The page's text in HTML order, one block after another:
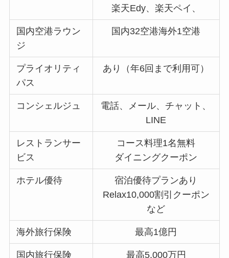
楽天Edy、楽天ペイ、
国内空港ラウン
ジ
国内32空港海外1空港
プライオリティ
パス
あり（年6回まで利用可）
コンシェルジュ
電話、メール、チャット、
LINE
レストランサー
ビス
コース料理1名無料
ダイニングクーポン
ホテル優待
宿泊優待プランあり
Relax10,000割引クーポン
など
海外旅行保険 最高1億円
国内旅行保険 最高5,000万円